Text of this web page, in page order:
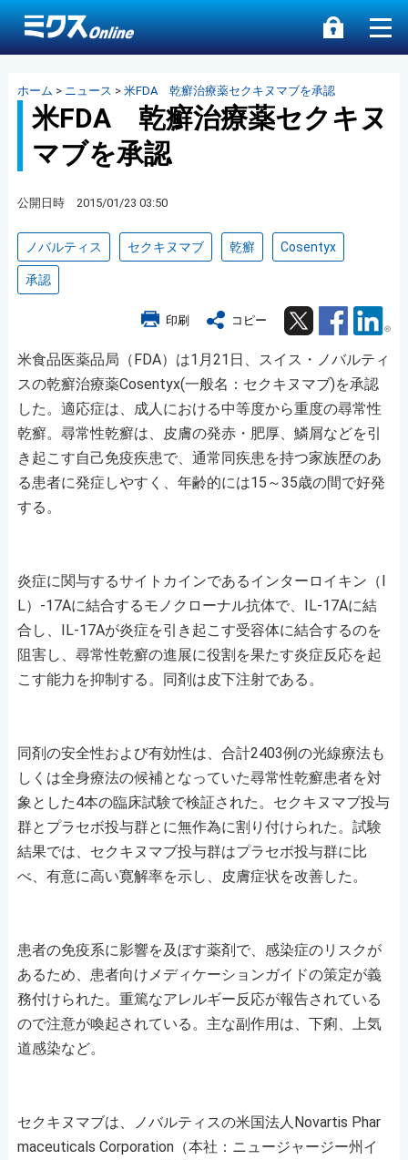
ホーム > ニュース > 米FDA 乾癬治療薬セクキヌマブを承認
米FDA 乾癬治療薬セクキヌ
マブを承認
公開日時 2015/01/23 03:50
ノバルティス セクキヌマブ 乾癬 Cosentyx
承認
印刷 コピー Twitter Facebook
米食品医薬品局（FDA）は1月21日、スイス・ノバルティ
スの乾癬治療薬Cosentyx(一般名：セクキヌマブ)を承認
した。適応症は、成人における中等度から重度の尋常性
乾癬。尋常性乾癬は、皮膚の発赤・肥厚、鱗屑などを引
き起こす自己免疫疾患で、通常同疾患を持つ家族歴のあ
る患者に発症しやすく、年齢的には15～35歳の間で好発
する。
炎症に関与するサイトカインであるインターロイキン（I
L）-17Aに結合するモノクローナル抗体で、IL-17Aに結
合し、IL-17Aが炎症を引き起こす受容体に結合するのを
阻害し、尋常性乾癬の進展に役割を果たす炎症反応を起
こす能力を抑制する。同剤は皮下注射である。
同剤の安全性および有効性は、合計2403例の光線療法も
しくは全身療法の候補となっていた尋常性乾癬患者を対
象とした4本の臨床試験で検証された。セクキヌマブ投与
群とプラセボ投与群とに無作為に割り付けられた。試験
結果では、セクキヌマブ投与群はプラセボ投与群に比
べ、有意に高い寛解率を示し、皮膚症状を改善した。
患者の免疫系に影響を及ぼす薬剤で、感染症のリスクが
あるため、患者向けメディケーションガイドの策定が義
務付けられた。重篤なアレルギー反応が報告されている
ので注意が喚起されている。主な副作用は、下痢、上気
道感染など。
セクキヌマブは、ノバルティスの米国法人Novartis Phar
maceuticals Corporation（本社：ニュージャージー州イ